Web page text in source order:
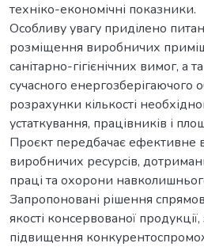
техніко-економічні показники.
Особливу увагу приділено
розміщення виробничих
санітарно-гігієнічних вимог,
сучасного
розрахунки кількості
устаткування, працівників і
Проєкт передбачає ефективне
виробничих ресурсів,
праці та охорони
Запропоновані рішення
якості консервованої
підвищення